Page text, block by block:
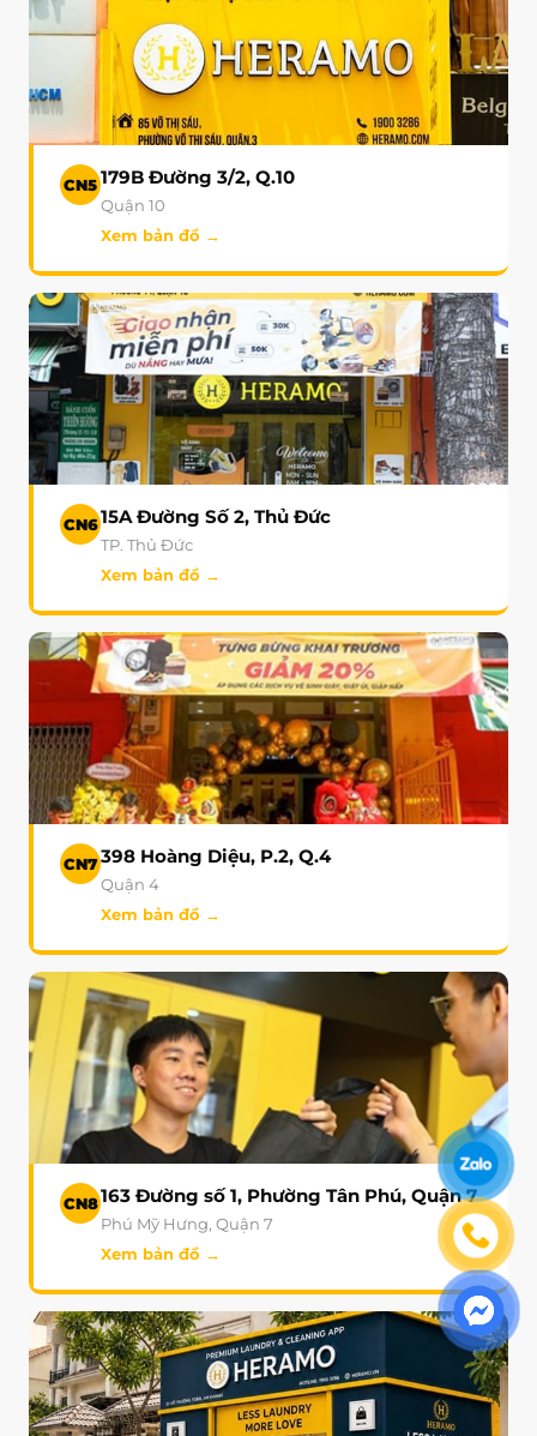
CN5179B Đường 3/2, Q.10
Quận 10
Xem bản đồ →
CN615A Đường Số 2, Thủ Đức
TP. Thủ Đức
Xem bản đồ →
CN7398 Hoàng Diệu, P.2, Q.4
Quận 4
Xem bản đồ →
CN8163 Đường số 1, Phường Tân Phú, Quận 7
Phú Mỹ Hưng, Quận 7
Xem bản đồ →